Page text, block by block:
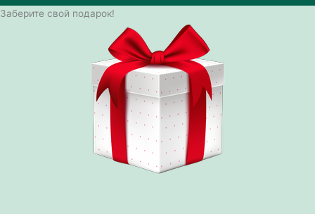
Заберите свой подарок!